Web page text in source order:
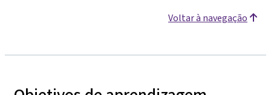
Voltar à navegação